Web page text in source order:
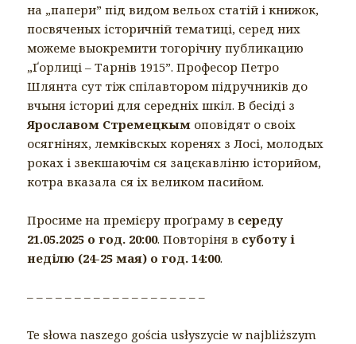
на „папери” під видом вельох статій і книжок,
посвяченых історичній тематиці, серед них
можеме выокремити тогорічну публикацию
„Ґорлиці – Тарнів 1915”. Професор Петро
Шлянта сут тіж спілавтором підручників до
вчыня істориі для середніх шкіл. В бесіді з
Ярославом Стремецкым оповідят о своіх
осягнінях, лемківскых коренях з Лосі, молодых
роках і звекшаючім ся зацєкавліню історийом,
котра вказала ся іх великом пасийом.
Просиме на премієру проґраму в середу
21.05.2025 о год. 20:00. Повторіня в суботу і
неділю (24-25 мая) о год. 14:00.
– – – – – – – – – – – – – – – – – – –
Te słowa naszego gościa usłyszycie w najbliższym